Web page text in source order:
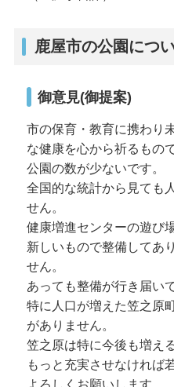
鹿屋市の公園につ
御意見(御提案)
市の保育・教育に携わり
な健康を心から祈るもので
公園の数が少ないです。
全国的な統計から見ても
せん。
健康増進センターの遊び
新しいもので整備してあ
せん。
あっても整備が行き届い
特に人口が増えた笠之原
がありません。
笠之原は特に今後も増え
もっと充実させなければ